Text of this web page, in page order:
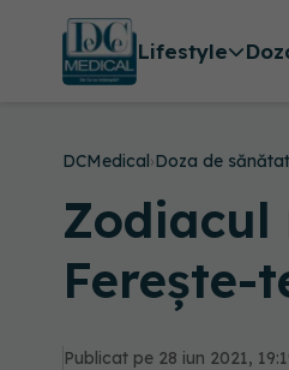
Lifestyle
DCMedical›Doza de
Zodiacul
Ferește-
Publicat pe 28 iun 2021,